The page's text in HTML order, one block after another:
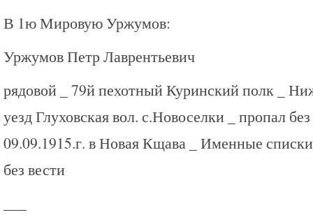
В 1ю Мировую Уржумов:
Уржумов Петр Лаврентьевич
рядовой _ 79й пехотный Куринский полк _
уезд Глуховская вол. с.Новоселки _ пропал
09.09.1915.г. в Новая Кщава _ Именные
без вести